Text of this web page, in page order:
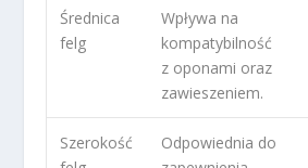
Średnica
felg
Wpływa na
kompatybilność
z oponami oraz
zawieszeniem.
Szerokość
Odpowiednia do